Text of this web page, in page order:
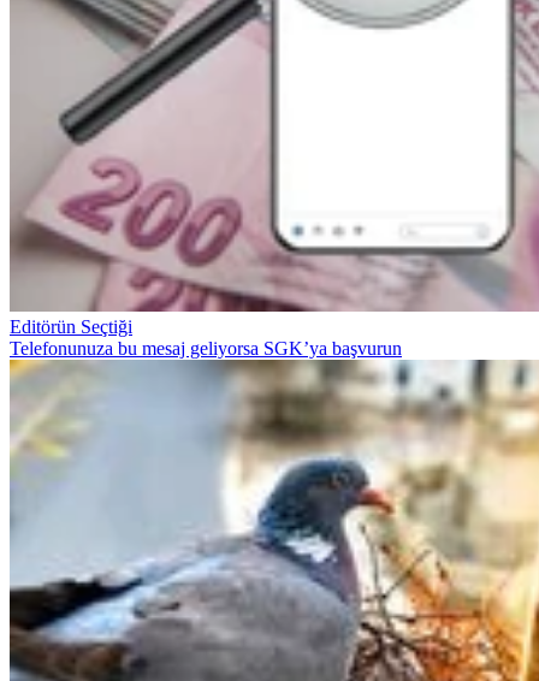
Editörün Seçtiği
Telefonunuza bu mesaj geliyorsa SGK’ya başvurun